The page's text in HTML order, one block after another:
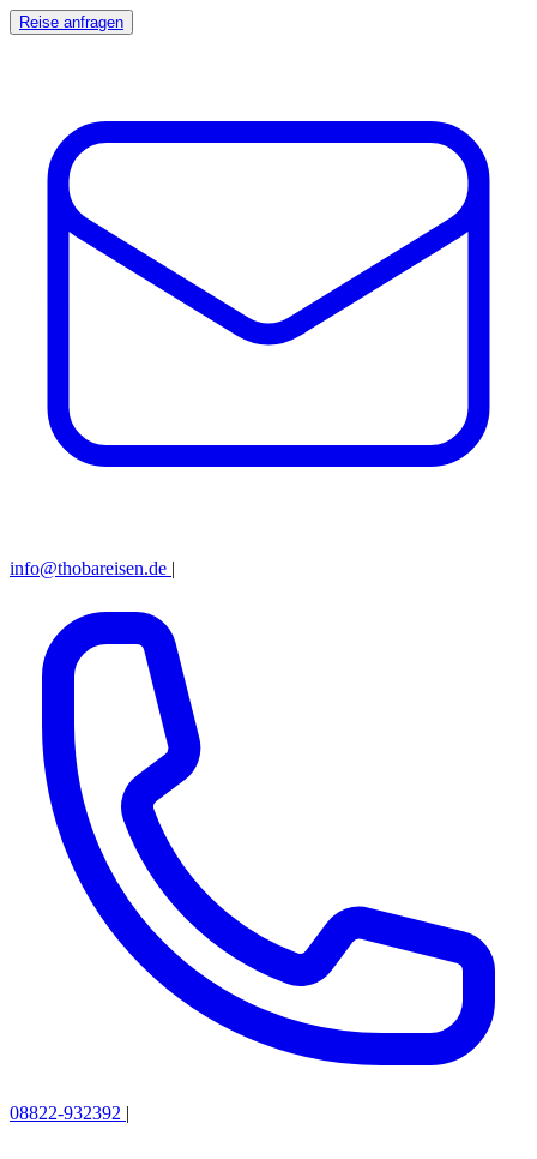
Reise anfragen
info@thobareisen.de |
08822-932392 |